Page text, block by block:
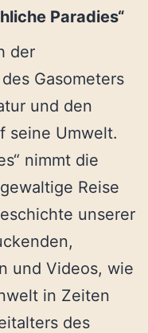
Paradies“
der
Gasometers
und den
seine Umwelt.
nimmt die
Reise
unserer
und Videos, wie
in Zeiten
des